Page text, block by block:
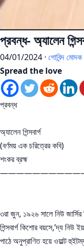
প্রবন্ধ- অ্যালেন
04/01/2024 · গোবিন্দ মোদক
Spread the love
প্রবন্ধ
অ্যালেন গিন্সবার্গ
(বর্ণময় এক চরিত্রের কবি)
শংকর ব্রহ্ম
৩রা জুন, ১৯২৬ সালে নিউ
গিন্সবার্গ কিশোর বয়সে,’দ্য নিউ
পাঠে অনুপ্রাণিত হয়ে ওয়াল্ট